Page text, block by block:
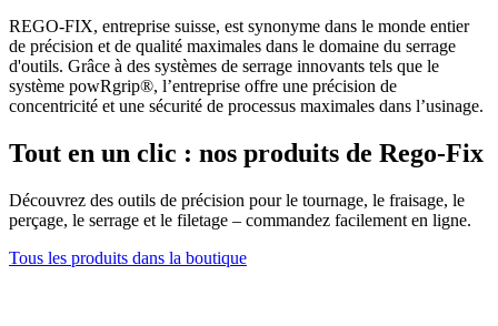
REGO-FIX, entreprise suisse, est synonyme dans le monde entier
de précision et de qualité maximales dans le domaine du serrage
d'outils. Grâce à des systèmes de serrage innovants tels que le
système powRgrip®, l’entreprise offre une précision de
concentricité et une sécurité de processus maximales dans l’usinage.
Tout en un clic : nos produits de Rego-Fix
Découvrez des outils de précision pour le tournage, le fraisage, le
perçage, le serrage et le filetage – commandez facilement en ligne.
Tous les produits dans la boutique